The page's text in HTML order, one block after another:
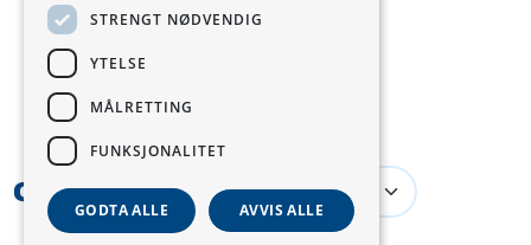
Norway
STRENGT NØDVENDIG
YTELSE
MÅLRETTING
FUNKSJONALITET
GODTA ALLE AVVIS ALLE